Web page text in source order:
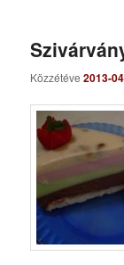
Közzétéve2013-